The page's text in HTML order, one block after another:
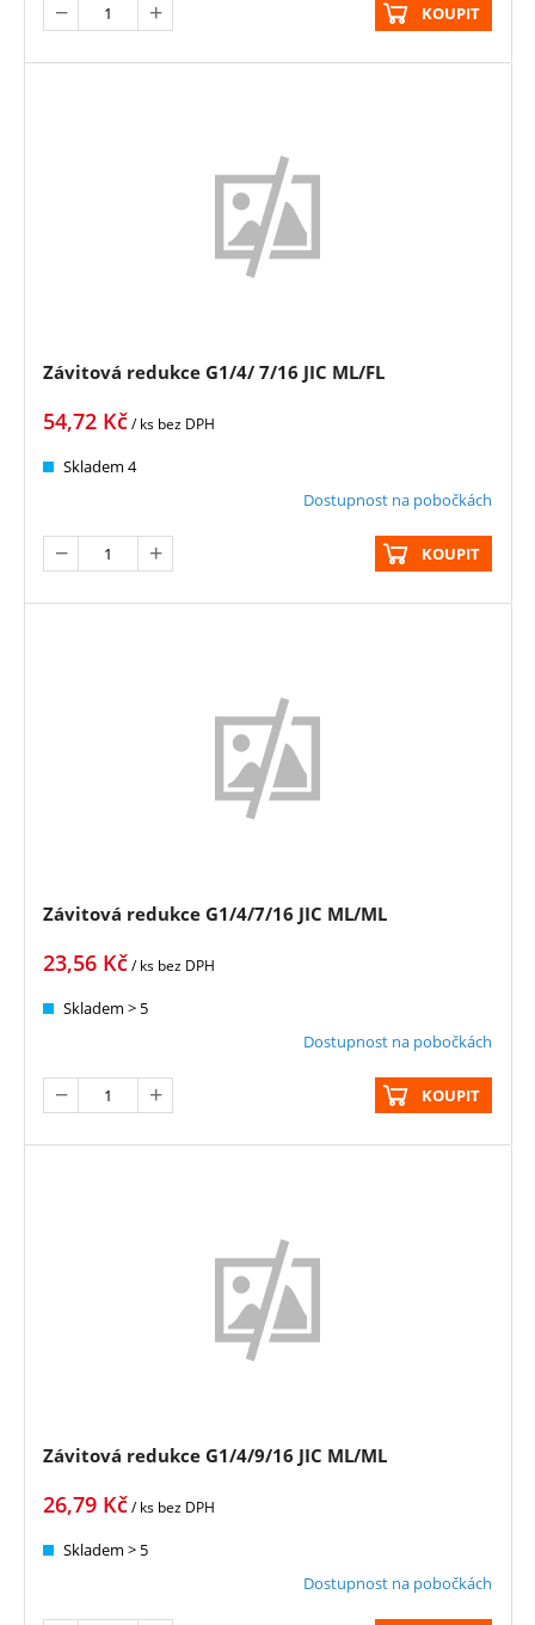
KOUPIT
Závitová redukce G1/4/ 7/16 JIC ML/FL
54,72 Kč/ ks bez DPH
Skladem 4
Dostupnost na pobočkách
KOUPIT
Závitová redukce G1/4/7/16 JIC ML/ML
23,56 Kč/ ks bez DPH
Skladem > 5
Dostupnost na pobočkách
KOUPIT
Závitová redukce G1/4/9/16 JIC ML/ML
26,79 Kč/ ks bez DPH
Skladem > 5
Dostupnost na pobočkách